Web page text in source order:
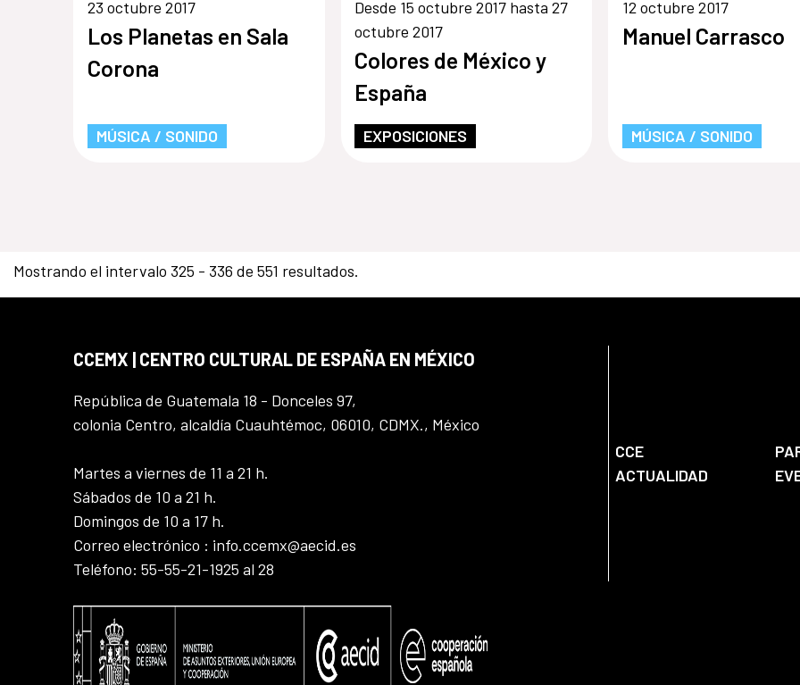
23 octubre 2017
Los Planetas en Sala
Corona
MÚSICA / SONIDO
Desde 15 octubre 2017 hasta 27
octubre 2017
Colores de México y
España
EXPOSICIONES
12 octubre 2017
Manuel Carrasco
MÚSICA / SONIDO
Mostrando el intervalo 325 - 336 de 551 resultados.
CCEMX | CENTRO CULTURAL DE ESPAÑA EN MÉXICO
República de Guatemala 18 - Donceles 97,
colonia Centro, alcaldía Cuauhtémoc, 06010, CDMX., México
Martes a viernes de 11 a 21 h.
Sábados de 10 a 21 h.
Domingos de 10 a 17 h.
Correo electrónico : info.ccemx@aecid.es
Teléfono: 55-55-21-1925 al 28
CCE
ACTUALIDAD